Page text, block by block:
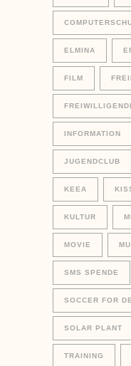
ELMINA
FILM
INFORMATION
JUGENDCLUB
KEEA
KULTUR
MOVIE
SMS SPENDE
SOCCER FOR
SOLAR PLANT
TRAINING